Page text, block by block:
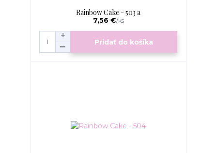
Rainbow Cake - 503 a
7,56 €/ks
Pridať do košíka